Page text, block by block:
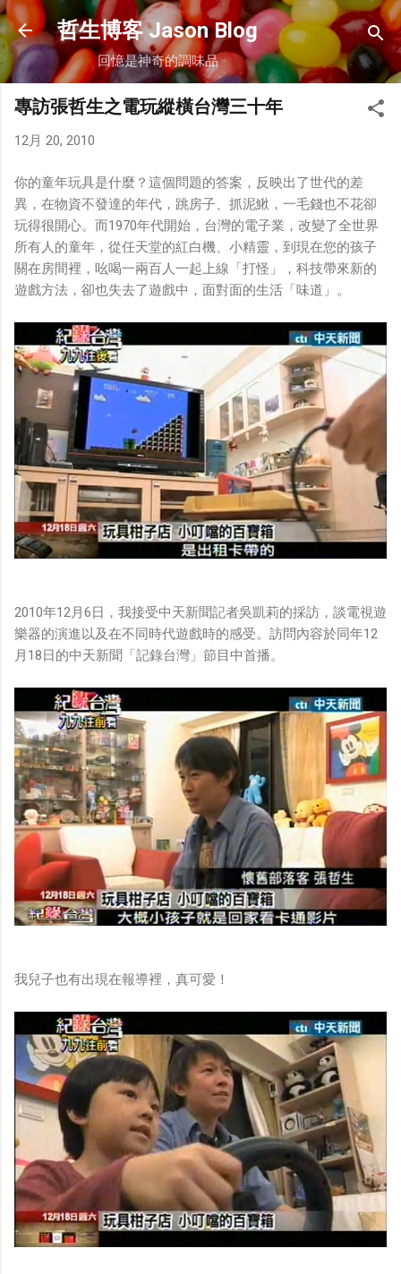
跳到主要內容
哲生博客 Jason Blog
回憶是神奇的調味品
專訪張哲生之電玩縱橫台灣三十年
12月 20, 2010
你的童年玩具是什麼？這個問題的答案，反映出了世代的差
異，在物資不發達的年代，跳房子、抓泥鰍，一毛錢也不花卻
玩得很開心。而1970年代開始，台灣的電子業，改變了全世界
所有人的童年，從任天堂的紅白機、小精靈，到現在您的孩子
關在房間裡，吆喝一兩百人一起上線「打怪」，科技帶來新的
遊戲方法，卻也失去了遊戲中，面對面的生活「味道」。
2010年12月6日，我接受中天新聞記者吳凱莉的採訪，談電視遊
樂器的演進以及在不同時代遊戲時的感受。訪問內容於同年12
月18日的中天新聞「記錄台灣」節目中首播。
我兒子也有出現在報導裡，真可愛！